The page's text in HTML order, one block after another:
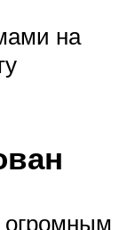
на
огромным